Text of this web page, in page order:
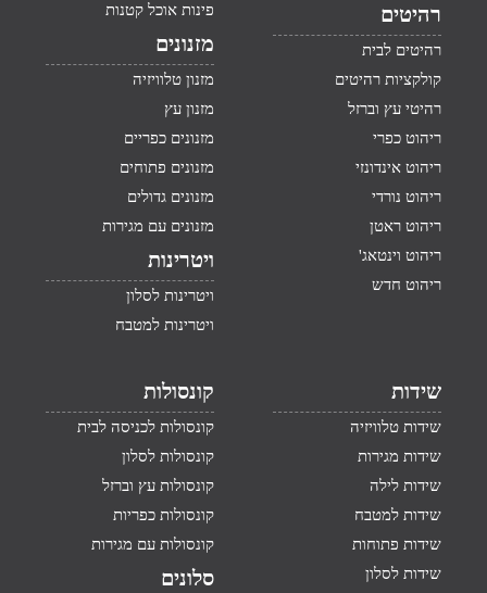
רהיטים
רהיטים לבית
קולקציות רהיטים
רהיטי עץ וברזל
ריהוט כפרי
ריהוט אינדונזי
ריהוט נורדי
ריהוט ראטן
ריהוט וינטאג'
ריהוט חדש
פינות אוכל קטנות
מזנונים
מזנון טלוויזיה
מזנון עץ
מזנונים כפריים
מזנונים פתוחים
מזנונים גדולים
מזנונים עם מגירות
ויטרינות
ויטרינות לסלון
ויטרינות למטבח
שידות
שידות טלוויזיה
שידות מגירות
שידות לילה
שידות למטבח
שידות פתוחות
שידות לסלון
קונסולות
קונסולות לכניסה לבית
קונסולות לסלון
קונסולות עץ וברזל
קונסולות כפריות
קונסולות עם מגירות
סלונים